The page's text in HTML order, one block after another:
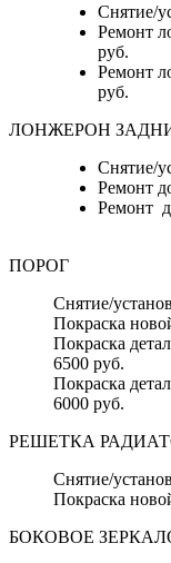
Снятие/
Ремонт
руб.
Ремонт
руб.
ЛОНЖЕРОН
Снятие/
Ремонт
Ремонт
ПОРОГ
Снятие/
Покраска
Покраска
6500 руб.
Покраска
6000 руб.
РЕШЕТКА
Снятие/
Покраска
БОКОВОЕ